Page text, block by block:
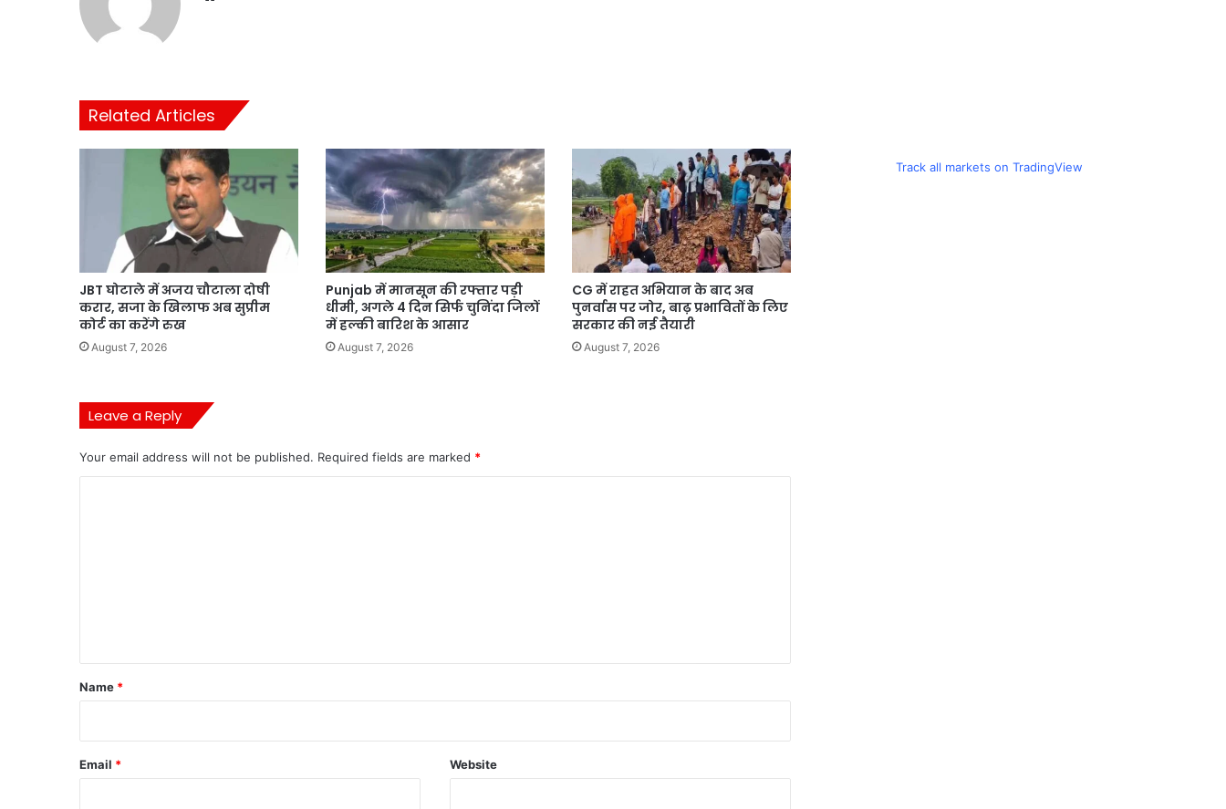
Related Articles
JBT घोटाले में अजय चौटाला दोषी
करार, सजा के खिलाफ अब सुप्रीम
कोर्ट का करेंगे रुख
August 7, 2026
Punjab में मानसून की रफ्तार पड़ी
धीमी, अगले 4 दिन सिर्फ चुनिंदा जिलों
में हल्की बारिश के आसार
August 7, 2026
CG में राहत अभियान के बाद अब
पुनर्वास पर जोर, बाढ़ प्रभावितों के लिए
सरकार की नई तैयारी
August 7, 2026
Leave a Reply
Your email address will not be published. Required fields are marked *
*
Name *
Email * Website
Track all markets on TradingView